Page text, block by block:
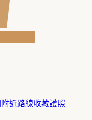
附近路線收藏護照